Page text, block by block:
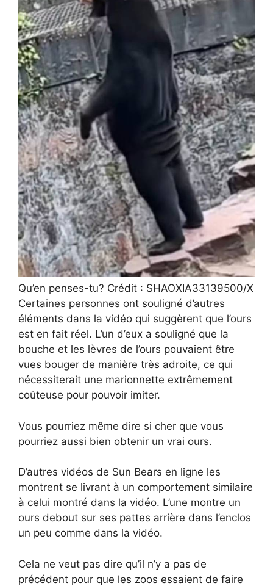
Qu’en penses-tu? Crédit : SHAOXIA33139500/X
Certaines personnes ont souligné d’autres
éléments dans la vidéo qui suggèrent que l’ours
est en fait réel. L’un d’eux a souligné que la
bouche et les lèvres de l’ours pouvaient être
vues bouger de manière très adroite, ce qui
nécessiterait une marionnette extrêmement
coûteuse pour pouvoir imiter.
Vous pourriez même dire si cher que vous
pourriez aussi bien obtenir un vrai ours.
D’autres vidéos de Sun Bears en ligne les
montrent se livrant à un comportement similaire
à celui montré dans la vidéo. L’une montre un
ours debout sur ses pattes arrière dans l’enclos
un peu comme dans la vidéo.
Cela ne veut pas dire qu’il n’y a pas de
précédent pour que les zoos essaient de faire